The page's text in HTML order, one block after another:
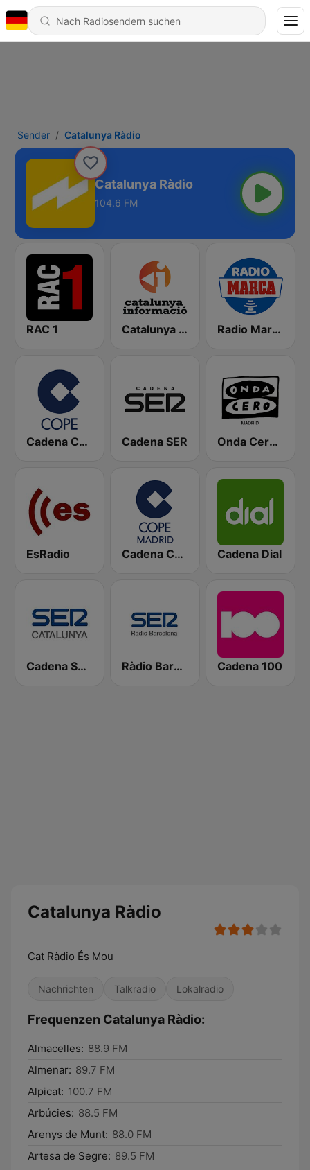
Sender Catalunya Ràdio
Catalunya Ràdio
104.6 FM
RAC 1 Catalunya Informació Radio Marca Nacional
Cadena COPE Cadena SER Onda Cero Madrid
EsRadio Cadena COPE Madrid Cadena Dial
Cadena SER Catalunya Ràdio Barcelona SER Cadena 100
Catalunya Ràdio
Cat Ràdio És Mou
Nachrichten Talkradio Lokalradio
Frequenzen Catalunya Ràdio:
Almacelles: 88.9 FM
Almenar: 89.7 FM
Alpicat: 100.7 FM
Arbúcies: 88.5 FM
Arenys de Munt: 88.0 FM
Artesa de Segre: 89.5 FM